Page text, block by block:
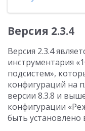
Версия 2.3.4
Версия 2.3.4
инструментария
подсистем»,
конфигураций на
версии 8.3.8 и
конфигурации
быть установлено